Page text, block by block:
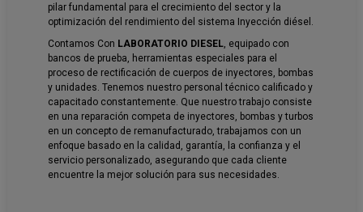
pilar fundamental para el crecimiento del sector y la
optimización del rendimiento del sistema Inyección diésel.
Contamos Con LABORATORIO DIESEL, equipado con
bancos de prueba, herramientas especiales para el
proceso de rectificación de cuerpos de inyectores, bombas
y unidades. Tenemos nuestro personal técnico calificado y
capacitado constantemente. Que nuestro trabajo consiste
en una reparación competa de inyectores, bombas y turbos
en un concepto de remanufacturado, trabajamos con un
enfoque basado en la calidad, garantía, la confianza y el
servicio personalizado, asegurando que cada cliente
encuentre la mejor solución para sus necesidades.